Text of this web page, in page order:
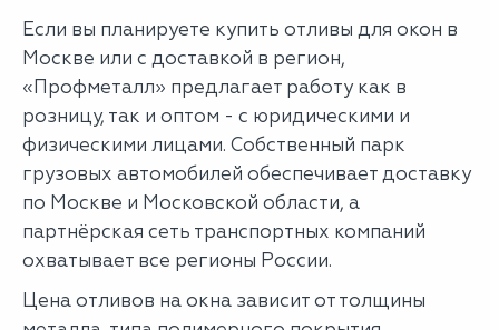
Если вы планируете купить отливы для окон в
Москве или с доставкой в регион,
«Профметалл» предлагает работу как в
розницу, так и оптом - с юридическими и
физическими лицами. Собственный парк
грузовых автомобилей обеспечивает доставку
по Москве и Московской области, а
партнёрская сеть транспортных компаний
охватывает все регионы России.
Цена отливов на окна зависит от толщины